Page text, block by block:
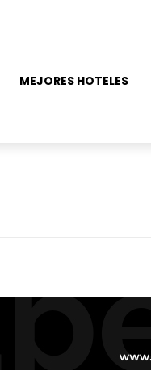
MEJORES HOTELES